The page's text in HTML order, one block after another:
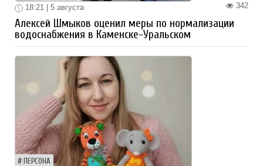
342
18:21 | 5 августа
Алексей Шмыков оценил меры по нормализации
водоснабжения в Каменске-Уральском
ПЕРСОНА